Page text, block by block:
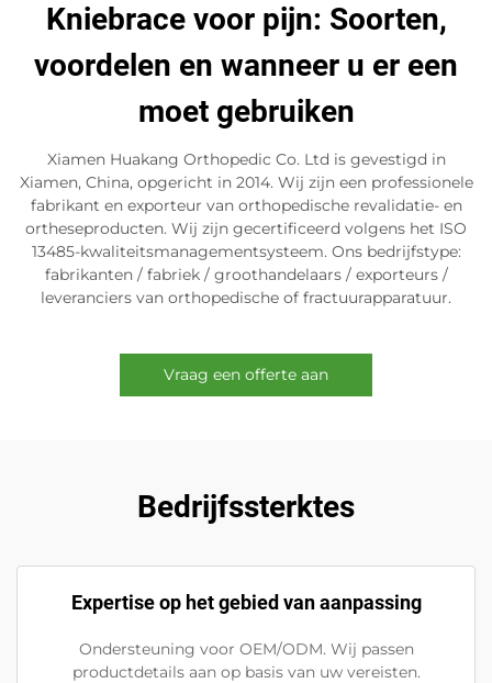
Kniebrace voor pijn: Soorten,
voordelen en wanneer u er een
moet gebruiken
Xiamen Huakang Orthopedic Co. Ltd is gevestigd in
Xiamen, China, opgericht in 2014. Wij zijn een professionele
fabrikant en exporteur van orthopedische revalidatie- en
ortheseproducten. Wij zijn gecertificeerd volgens het ISO
13485-kwaliteitsmanagementsysteem. Ons bedrijfstype:
fabrikanten / fabriek / groothandelaars / exporteurs /
leveranciers van orthopedische of fractuurapparatuur.
Vraag een offerte aan
Bedrijfssterktes
Expertise op het gebied van aanpassing
Ondersteuning voor OEM/ODM. Wij passen
productdetails aan op basis van uw vereisten.